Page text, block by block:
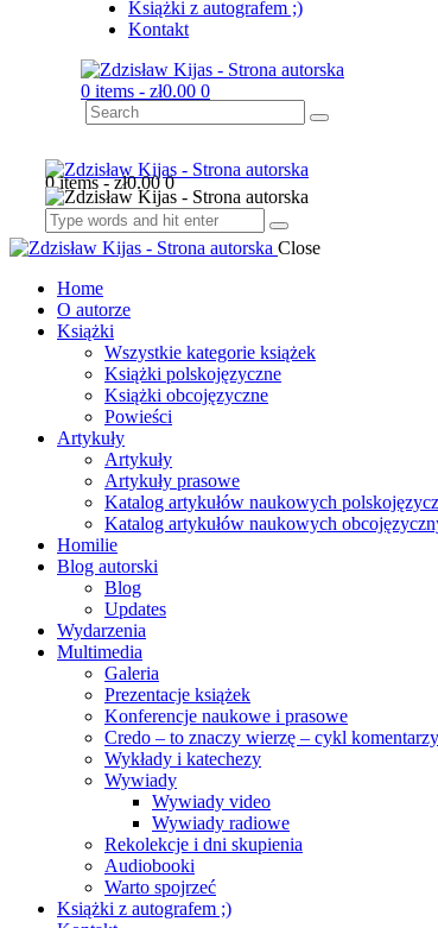
Książki z autografem ;)
Kontakt
0 items - zł0.00 0
0 items-zł0.00 0
Close
Home
O autorze
Książki
Wszystkie kategorie książek
Książki polskojęzyczne
Książki obcojęzyczne
Powieści
Artykuły
Artykuły
Artykuły prasowe
Katalog artykułów naukowych
Katalog artykułów naukowych
Homilie
Blog autorski
Blog
Updates
Wydarzenia
Multimedia
Galeria
Prezentacje książek
Konferencje naukowe i prasowe
Credo – to znaczy wierzę – cykl komentarzy
Wykłady i katechezy
Wywiady
Wywiady video
Wywiady radiowe
Rekolekcje i dni skupienia
Audiobooki
Warto spojrzeć
Książki z autografem ;)